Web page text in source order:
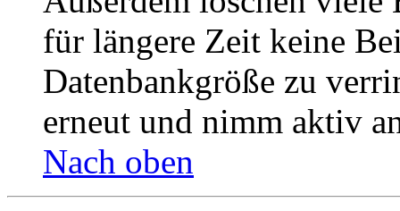
für längere Zeit keine
Datenbankgröße zu
erneut und nimm aktiv
Nach oben